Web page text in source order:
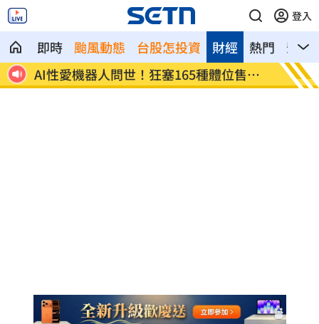
登入
即時 颱風動態 台股怎投資 熱門 影音
財經
曝
AI性愛機器人問世！狂塞165種體位售價
曝
沒放